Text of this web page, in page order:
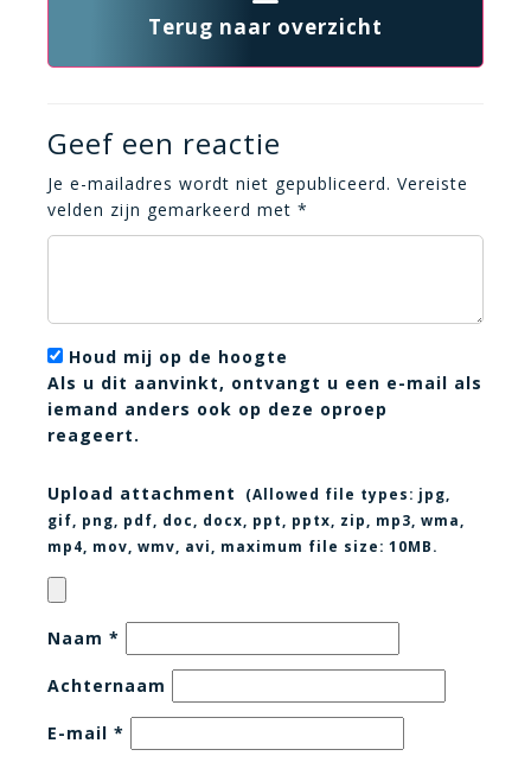
Terug naar overzicht
Geef een reactie
Je e-mailadres wordt niet gepubliceerd. Vereiste
velden zijn gemarkeerd met *
Houd mij op de hoogte
Als u dit aanvinkt, ontvangt u een e-mail als
iemand anders ook op deze oproep
reageert.
Upload attachment (Allowed file types: jpg,
gif, png, pdf, doc, docx, ppt, pptx, zip, mp3, wma,
mp4, mov, wmv, avi
, maximum file size: 10MB.
Naam *
Achternaam
E-mail *